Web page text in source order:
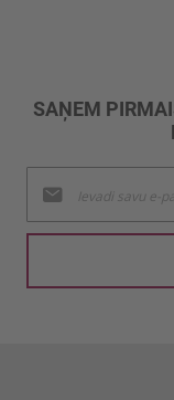
SAŅEM
jaunumu
saņemšanai: